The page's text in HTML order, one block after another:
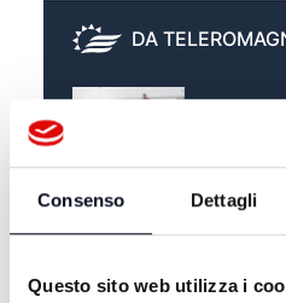
Consenso Dettagli
Questo sito web utilizza i
DA
ZONA D -
ZONA D -